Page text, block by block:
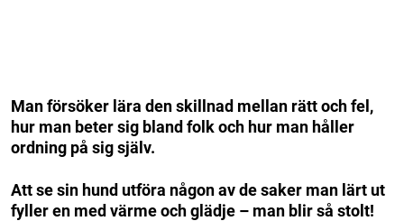
Man försöker lära den skillnad mellan rätt och fel,
hur man beter sig bland folk och hur man håller
ordning på sig själv.
Att se sin hund utföra någon av de saker man lärt ut
fyller en med värme och glädje – man blir så stolt!